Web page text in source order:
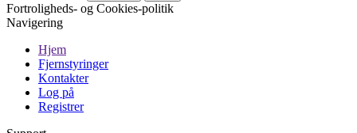
Fortroligheds- og Cookies-politik
Navigering
Hjem
Fjernstyringer
Kontakter
Log på
Registrer